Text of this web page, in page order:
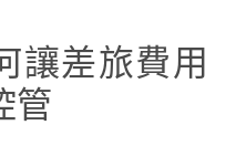
讓差旅費用
管